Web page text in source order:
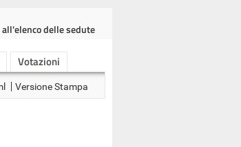
all'elenco delle sedute
Votazioni
Versione Stampa